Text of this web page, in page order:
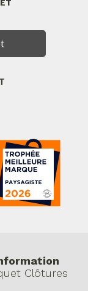
Clôtures